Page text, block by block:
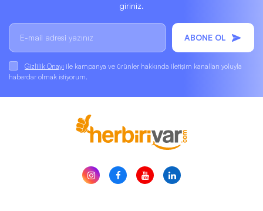
giriniz.
ABONE OL
Gizlilik Onayı ile kampanya ve ürünler hakkında iletişim kanalları yoluyla
haberdar olmak istiyorum.